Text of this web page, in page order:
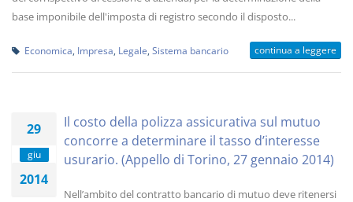
base imponibile dell'imposta di registro secondo il disposto...
Economica Impresa Legale Sistema bancario continua a leggere
29
giu
2014
Il costo della polizza assicurativa sul mutuo
concorre a determinare il tasso d’interesse
usurario. (Appello di Torino, 27 gennaio 2014)
Nell’ambito del contratto bancario di mutuo deve ritenersi